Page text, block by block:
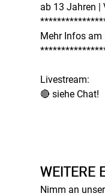
ab 13 Jahren |
Mehr Infos am
Livestream:
🔴 siehe Chat!
WEITERE
Nimm an